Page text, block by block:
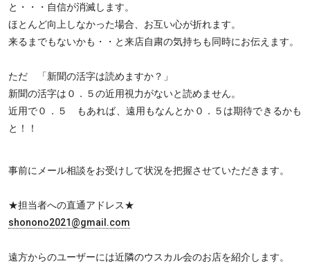
と・・・自信が消滅します。
ほとんど向上しなかった場合、お互い心が折れます。
来るまでもないかも・・と来店自粛の気持ちも同時にお伝えます。
ただ 「新聞の活字は読めますか？」
新聞の活字は０．５の近用視力がないと読めません。
近用で０．５ もあれば、遠用もなんとか０．５は期待できるかも
と！！
事前にメール相談をお受けして状況を把握させていただきます。
★担当者への直通アドレス★
shonono2021@gmail.com
遠方からのユーザーには近隣のウスカル会のお店を紹介します。